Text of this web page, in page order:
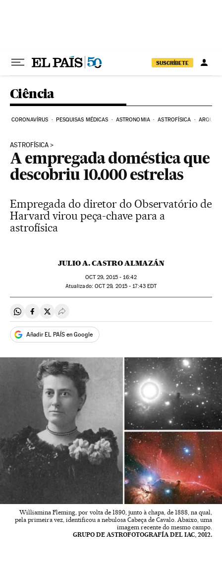
SUSCRÍBETE
Ciência
CORONAVÍRUS PESQUISAS MÉDICAS ASTRONOMIA ASTROFÍSICA
ASTROFÍSICA
A empregada doméstica que
descobriu 10.000 estrelas
Empregada do diretor do Observatório de
Harvard virou peça-chave para a
astrofísica
JULIO A. CASTRO ALMAZÁN
OCT29, 2015 - 16:42
atualizado: OCT29, 2015 - 17:43EDT
Compartir en Whatsapp
Compartir en Facebook
Compartir en Twitter
Desplegar Redes Sociales
Añadir EL PAÍS en Google
Williamina Fleming, por volta de 1890, junto à chapa, de 1888, na qual,
pela primeira vez, identificou a nebulosa Cabeça de Cavalo. Abaixo, uma
imagem recente do mesmo campo.
GRUPO DE ASTROFOTOGRAFÍA DEL IAC, 2012.